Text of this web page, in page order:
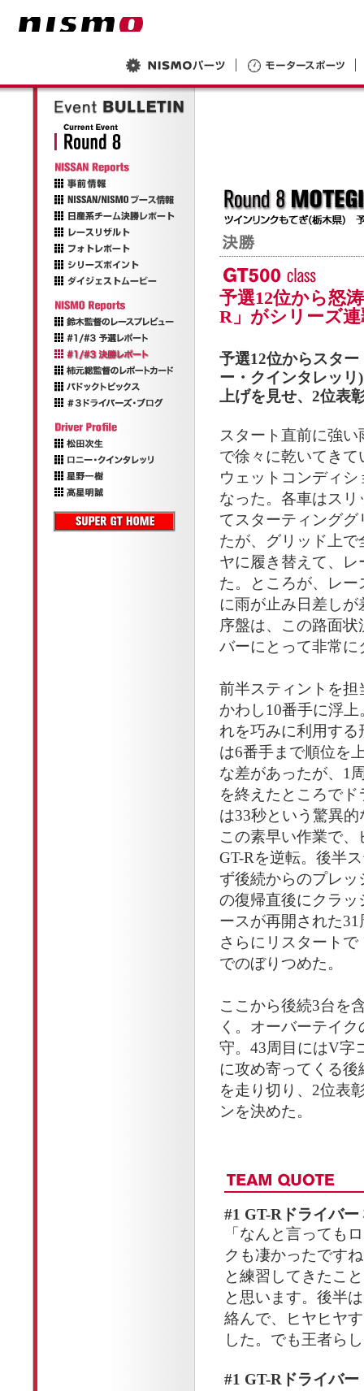
予選12位から怒
R」がシリーズ
予選12位からスタ
ー・クインタレッ
上げを見せ、2位表
スタート直前に強
で徐々に乾いてき
ウェットコンディ
なった。各車はス
てスターティング
たが、グリッド上
ヤに履き替えて、
た。ところが、レ
に雨が止み日差し
序盤は、この路面
バーにとって非常
前半スティントを
かわし10番手に浮
れを巧みに利用す
は6番手まで順位を
な差があったが、1
を終えたところで
は33秒という驚異
この素早い作業で
GT-Rを逆転。後半
ず後続からのプレッ
の復帰直後にクラ
ースが再開された
さらにリスタート
でのぼりつめた。
ここから後続3台を
く。オーバーテイ
守。43周目にはV字
に攻め寄ってくる
を走り切り、2位表
ンを決めた。
#1 GT-Rドライバー
「なんと言っても
クも凄かったです
と練習してきたこ
と思います。後半
絡んで、ヒヤヒヤ
した。でも王者ら
#1 GT-Rドライバ